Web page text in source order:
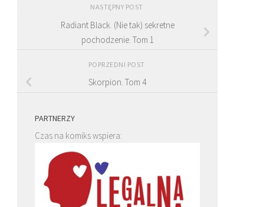
NASTĘPNY POST
Radiant Black. (Nie tak) sekretne
pochodzenie. Tom 1
POPRZEDNI POST
Skorpion. Tom 4
PARTNERZY
Czas na komiks wspiera: